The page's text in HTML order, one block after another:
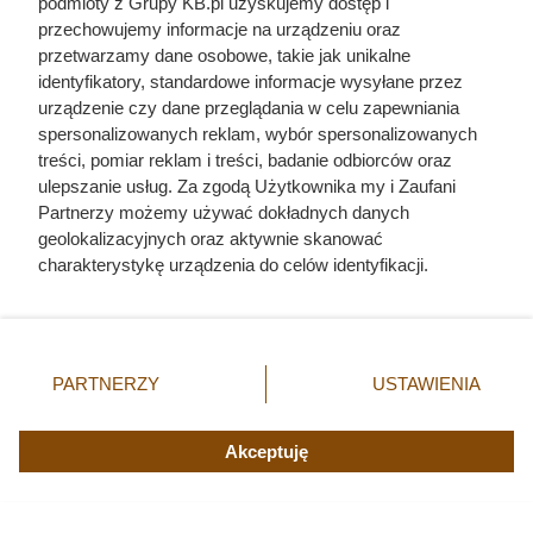
Odarci ze skóry, rozcięci piłą i przybici do krzyża
głową w dół. Mroczny i krwawy koniec uczniów
Chrystusa
6 tysięcy morderców z UPA ruszyło, by wyrżnąć
wieś. Polacy stworzyli w niej prawdziwą twierdzę
Zjadł 174 koty i rzucił się na nogę kolesia z
okrętu. Mroczny przypadek żołnierza z Polski
przechowujemy informacje na urządzeniu oraz
przetwarzamy dane osobowe, takie jak unikalne
identyfikatory, standardowe informacje wysyłane przez
urządzenie czy dane przeglądania w celu zapewniania
spersonalizowanych reklam, wybór spersonalizowanych
treści, pomiar reklam i treści, badanie odbiorców oraz
ulepszanie usług. Za zgodą Użytkownika my i Zaufani
Partnerzy możemy używać dokładnych danych
geolokalizacyjnych oraz aktywnie skanować
charakterystykę urządzenia do celów identyfikacji.
zmienić/wycofać klikając przycisk ustawień prywatności
znajdujący się w lewym dolnym rogu strony. Niektóre
użytkownika, ale masz prawo sprzeciwić się takiemu
przetwarzaniu. Preferencje będą miały zastosowania tylko
PARTNERZY USTAWIENIA
Akceptuję